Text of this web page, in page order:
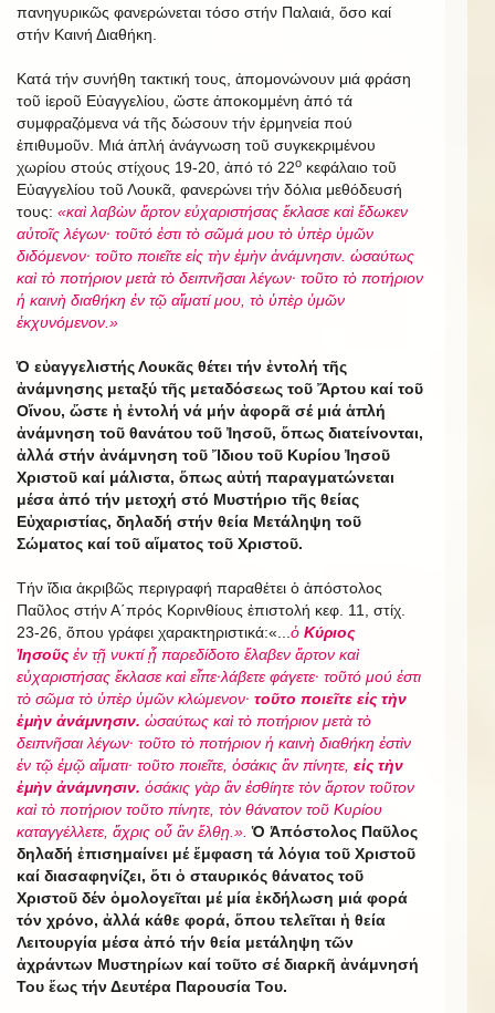
πανηγυρικῶς φανερώνεται τόσο στήν Παλαιά, ὅσο καί
στήν Καινή Διαθήκη.
Κατά τήν συνήθη τακτική τους, ἀπομονώνουν μιά φράση
τοῦ ἱεροῦ Εὐαγγελίου, ὥστε ἀποκομμένη ἀπό τά
συμφραζόμενα νά τῆς δώσουν τήν ἑρμηνεία πού
ἐπιθυμοῦν. Μιά ἁπλή ἀνάγνωση τοῦ συγκεκριμένου
χωρίου στούς στίχους 19-20, ἀπό τό 22ο κεφάλαιο τοῦ
Εὐαγγελίου τοῦ Λουκᾶ, φανερώνει τήν δόλια μεθόδευσή
τους: «καὶ λαβὼν ἄρτον εὐχαριστήσας ἔκλασε καὶ ἔδωκεν
αὐτοῖς λέγων· τοῦτό ἐστι τὸ σῶμά μου τὸ ὑπὲρ ὑμῶν
διδόμενον· τοῦτο ποιεῖτε εἰς τὴν ἐμὴν ἀνάμνησιν. ὡσαύτως
καὶ τὸ ποτήριον μετὰ τὸ δειπνῆσαι λέγων· τοῦτο τὸ ποτήριον
ἡ καινὴ διαθήκη ἐν τῷ αἵματί μου, τὸ ὑπὲρ ὑμῶν
ἐκχυνόμενον.»
Ὁ εὐαγγελιστής Λουκᾶς θέτει τήν ἐντολή τῆς
ἀνάμνησης μεταξύ τῆς μεταδόσεως τοῦ Ἄρτου καί τοῦ
Οἴνου, ὥστε ἡ ἐντολή νά μήν ἀφορᾶ σέ μιά ἁπλή
ἀνάμνηση τοῦ θανάτου τοῦ Ἰησοῦ, ὅπως διατείνονται,
ἀλλά στήν ἀνάμνηση τοῦ Ἴδιου τοῦ Κυρίου Ἰησοῦ
Χριστοῦ καί μάλιστα, ὅπως αὐτή παραγματώνεται
μέσα ἀπό τήν μετοχή στό Μυστήριο τῆς θείας
Εὐχαριστίας, δηλαδή στήν θεία Μετάληψη τοῦ
Σώματος καί τοῦ αἵματος τοῦ Χριστοῦ.
Τήν ἴδια ἀκριβῶς περιγραφή παραθέτει ὁ ἀπόστολος
Παῦλος στήν Α΄πρός Κορινθίους ἐπιστολή κεφ. 11, στίχ.
23-26, ὅπου γράφει χαρακτηριστικά:«... ὁ Κύριος
Ἰησοῦςἐν τῇ νυκτί ᾗ παρεδίδοτο ἔλαβεν ἄρτον καὶ
εὐχαριστήσας ἔκλασε καὶ εἶπε·λάβετε φάγετε· τοῦτό μού ἐστι
τὸ σῶμα τὸ ὑπὲρ ὑμῶν κλώμενον· τοῦτο ποιεῖτε εἰς τὴν
ἐμὴν ἀνάμνησιν. ὡσαύτως καὶ τὸ ποτήριον μετὰ τὸ
δειπνῆσαι λέγων· τοῦτο τὸ ποτήριον ἡ καινὴ διαθήκη ἐστὶν
ἐν τῷ ἐμῷ αἵματι· τοῦτο ποιεῖτε, ὁσάκις ἂν πίνητε, εἰς τὴν
ἐμὴν ἀνάμνησιν. ὁσάκις γὰρ ἂν ἐσθίητε τὸν ἄρτον τοῦτον
καὶ τὸ ποτήριον τοῦτο πίνητε, τὸν θάνατον τοῦ Κυρίου
καταγγέλλετε, ἄχρις οὗ ἂν ἔλθῃ.».Ὁ Ἀπόστολος Παῦλος
δηλαδή ἐπισημαίνει μέ ἔμφαση τά λόγια τοῦ Χριστοῦ
καί διασαφηνίζει, ὅτι ὁ σταυρικός θάνατος τοῦ
Χριστοῦ δέν ὁμολογεῖται μέ μία ἐκδήλωση μιά φορά
τόν χρόνο, ἀλλά κάθε φορά, ὅπου τελεῖται ἡ θεία
Λειτουργία μέσα ἀπό τήν θεία μετάληψη τῶν
ἀχράντων Μυστηρίων καί τοῦτο σέ διαρκῆ ἀνάμνησή
Του ἕως τήν Δευτέρα Παρουσία Του.